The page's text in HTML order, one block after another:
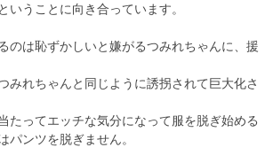
いうことに向き合っています。
のは恥ずかしいと嫌がるつみれちゃんに、援
みれちゃんと同じように誘拐されて巨大化さ
たってエッチな気分になって服を脱ぎ始める
ンツを脱ぎません。